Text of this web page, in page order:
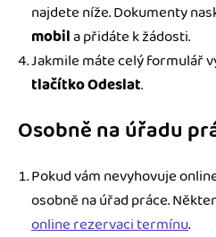
najdete níže. Dokumenty
mobila přidáte k žádosti.
Jakmile máte celý formulář
tlačítko Odeslat.
Osobně na úřadu
Pokud vám nevyhovuje
osobně na úřad práce.
online rezervaci termínu.